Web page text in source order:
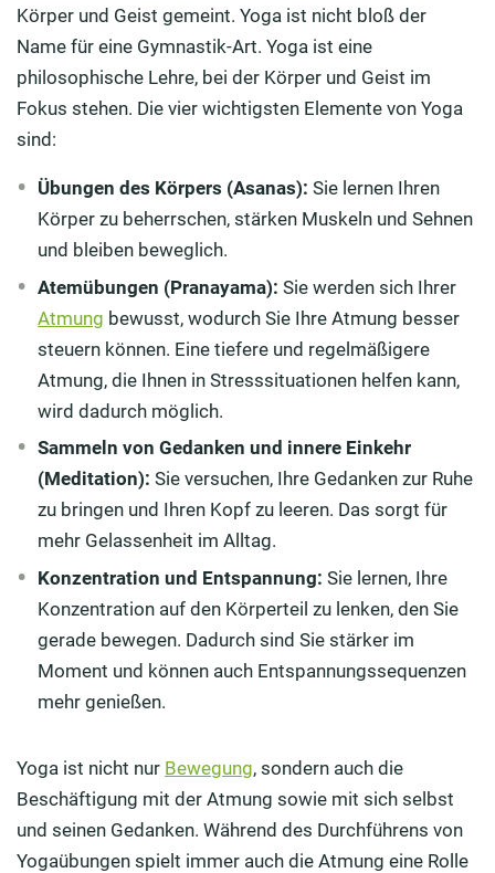
Körper und Geist gemeint. Yoga ist nicht bloß der
Name für eine Gymnastik-Art. Yoga ist eine
philosophische Lehre, bei der Körper und Geist im
Fokus stehen. Die vier wichtigsten Elemente von Yoga
sind:
Übungen des Körpers (Asanas): Sie lernen Ihren
Körper zu beherrschen, stärken Muskeln und Sehnen
und bleiben beweglich.
Atemübungen (Pranayama): Sie werden sich Ihrer
Atmung bewusst, wodurch Sie Ihre Atmung besser
steuern können. Eine tiefere und regelmäßigere
Atmung, die Ihnen in Stresssituationen helfen kann,
wird dadurch möglich.
Sammeln von Gedanken und innere Einkehr
(Meditation): Sie versuchen, Ihre Gedanken zur Ruhe
zu bringen und Ihren Kopf zu leeren. Das sorgt für
mehr Gelassenheit im Alltag.
Konzentration und Entspannung: Sie lernen, Ihre
Konzentration auf den Körperteil zu lenken, den Sie
gerade bewegen. Dadurch sind Sie stärker im
Moment und können auch Entspannungssequenzen
mehr genießen.
Yoga ist nicht nur Bewegung, sondern auch die
Beschäftigung mit der Atmung sowie mit sich selbst
und seinen Gedanken. Während des Durchführens von
Yogaübungen spielt immer auch die Atmung eine Rolle